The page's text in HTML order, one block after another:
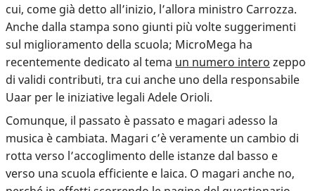
cui, come già detto all’inizio, l’allora ministro Carrozza.
Anche dalla stampa sono giunti più volte suggerimenti
sul miglioramento della scuola; MicroMega ha
recentemente dedicato al tema un numero intero zeppo
di validi contributi, tra cui anche uno della responsabile
Uaar per le iniziative legali Adele Orioli.
Comunque, il passato è passato e magari adesso la
musica è cambiata. Magari c’è veramente un cambio di
rotta verso l’accoglimento delle istanze dal basso e
verso una scuola efficiente e laica. O magari anche no,